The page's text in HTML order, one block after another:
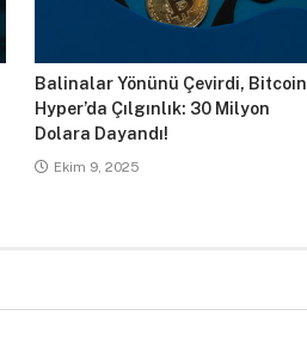
Balinalar Yönünü Çevirdi, Bitcoin
Hyper’da Çılgınlık: 30 Milyon
Dolara Dayandı!
Ekim 9, 2025